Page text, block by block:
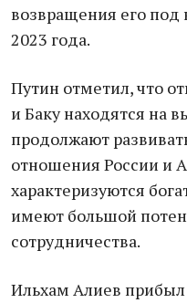
возвращения его под
2023 года.
Путин отметил, что
и Баку находятся на
продолжают
отношения России и
характеризуются
имеют большой
сотрудничества.
Ильхам Алиев